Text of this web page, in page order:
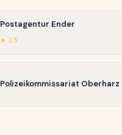
Postagentur Ender
★ 3.5
Polizeikommissariat Oberharz